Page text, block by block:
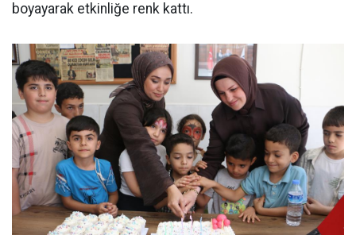
boyayarak etkinliğe renk kattı.